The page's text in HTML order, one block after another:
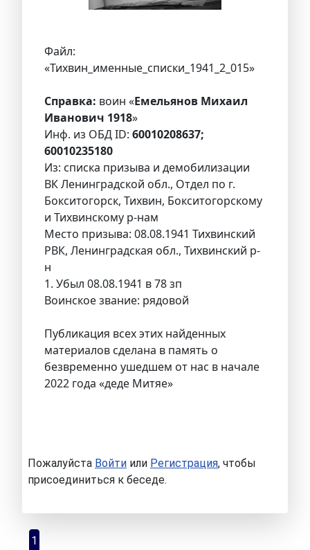
Файл:
«Тихвин_именные_списки_1941_2_015»
Справка: воин «Емельянов Михаил
Иванович 1918»
Инф. из ОБД ID: 60010208637;
60010235180
Из: списка призыва и демобилизации
ВК Ленинградской обл., Отдел по г.
Бокситогорск, Тихвин, Бокситогорскому
и Тихвинскому р-нам
Место призыва: 08.08.1941 Тихвинский
РВК, Ленинградская обл., Тихвинский р-
н
1. Убыл 08.08.1941 в 78 зп
Воинское звание: рядовой
Публикация всех этих найденных
материалов сделана в память о
безвременно ушедшем от нас в начале
2022 года «деде Митяе»
Пожалуйста Войти или Регистрация, чтобы
присоединиться к беседе.
1